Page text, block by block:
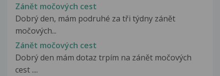
Zánět močových cest
Dobrý den, mám podruhé za tři týdny zánět
močových...
Zánět močových cest
Dobrý den mám dotaz trpím na zánět močových
cest ....